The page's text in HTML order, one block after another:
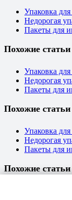
Упаковка
Недорогая
Пакеты для
Похожие статьи
Упаковка
Недорогая
Пакеты для
Похожие статьи
Упаковка
Недорогая
Пакеты для
Похожие статьи